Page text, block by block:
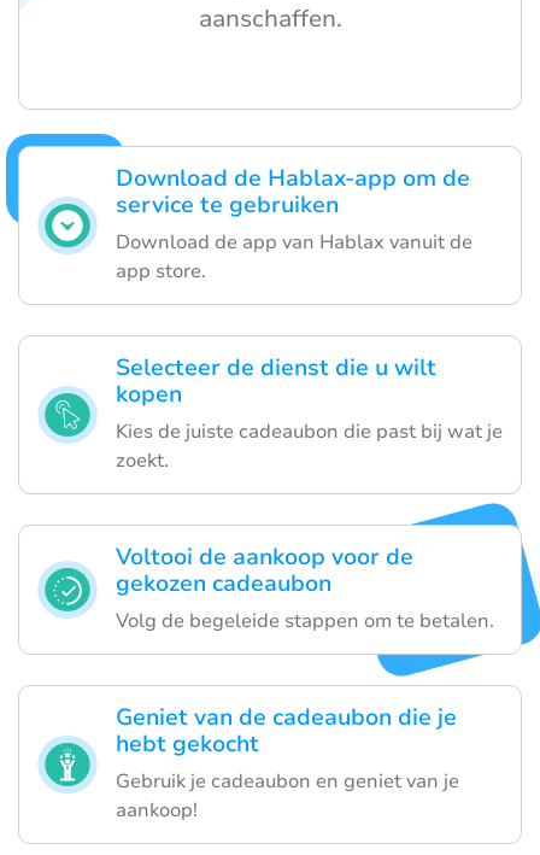
Download de Hablax-app om de
service te gebruiken
Download de app van Hablax vanuit de
app store.
Selecteer de dienst die u wilt
kopen
Kies de juiste cadeaubon die past bij wat je
zoekt.
Voltooi de aankoop voor de
gekozen cadeaubon
Volg de begeleide stappen om te betalen.
Geniet van de cadeaubon die je
hebt gekocht
Gebruik je cadeaubon en geniet van je
aankoop!
aanschaffen.